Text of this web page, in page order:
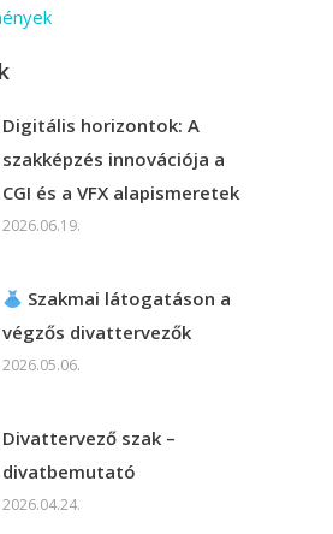
Digitális horizontok: A
szakképzés innovációja a
CGI és a VFX alapismeretek
2026.06.19.
Szakmai látogatáson a
végzős divattervezők
2026.05.06.
Divattervező szak –
divatbemutató
2026.04.24.